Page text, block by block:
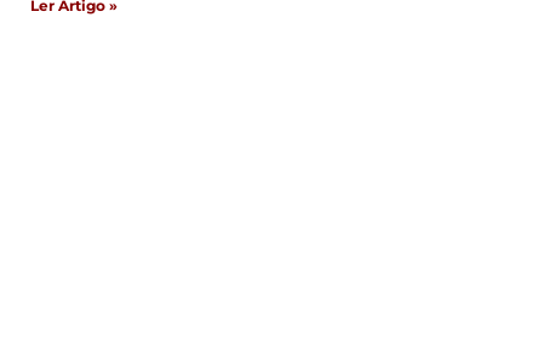
Ler Artigo »